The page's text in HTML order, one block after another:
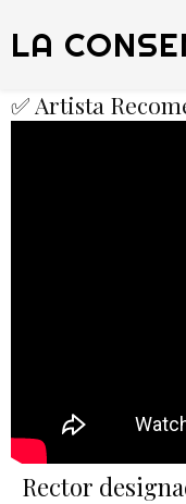
LA
✅ Artista
Rector